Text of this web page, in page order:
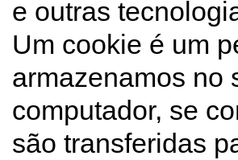
e outras
Um cookie é um
armazenamos no
computador, se
são transferidas